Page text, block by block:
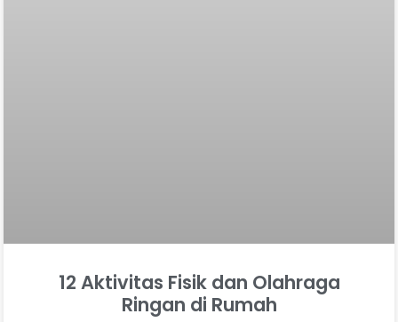
12 Aktivitas Fisik dan Olahraga
Ringan di Rumah